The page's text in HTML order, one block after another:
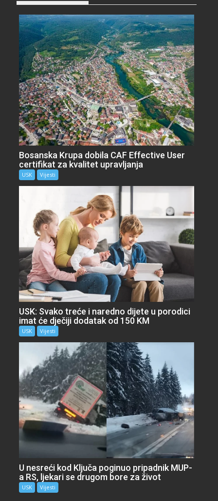
Bosanska Krupa dobila CAF Effective User
certifikat za kvalitet upravljanja
USK Vijesti
USK: Svako treće i naredno dijete u porodici
imat će dječiji dodatak od 150 KM
USK Vijesti
U nesreći kod Ključa poginuo pripadnik MUP-
a RS, ljekari se drugom bore za život
USK Vijesti